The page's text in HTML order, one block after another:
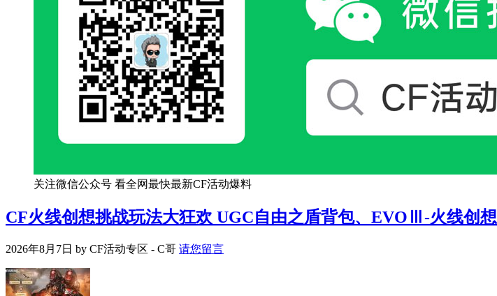
关注微信公众号 看全网最快最新CF活动爆料
CF火线创想挑战玩法大狂欢 UGC自由之盾背包、EVOⅢ-火线创想
2026年8月7日 by CF活动专区 - C哥 请您留言